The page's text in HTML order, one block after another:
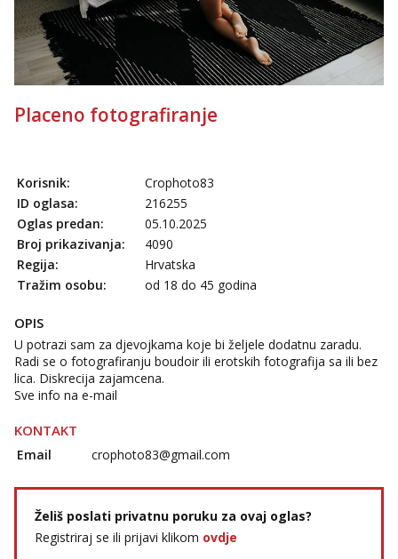
Tel:064/677-677- Kod: #142
tel:0,93€ - mob:1,12€ min
Liliana
Razgovaram :)
Tel:064/677-677- Kod: #69
tel:0,93€ - mob:1,12€ min
Razgovaram :)
064/677-677 - Kod: #04
Obavijesti me kada se oslobodi
Snježana
tel:0,93€ - mob:1,12€ min
Obavijesti me kada se oslobodi
Biljana
tel:0,93€ - mob:1,12€ min
Obavijesti me kada se oslobodi
Razgovaram :)
Tel: 064/677-677- Kod: #106
Placeno fotografiranje
Korisnik:
Crophoto83
ID oglasa:
216255
Oglas predan:
05.10.2025
Broj prikazivanja:
4090
Regija:
Hrvatska
Tražim osobu:
od 18 do 45 godina
OPIS
U potrazi sam za djevojkama koje bi željele dodatnu zaradu.
Radi se o fotografiranju boudoir ili erotskih fotografija sa ili bez
lica. Diskrecija zajamcena.
Sve info na e-mail
KONTAKT
Email crophoto83@gmail.com
Želiš poslati privatnu poruku za ovaj oglas?
Registriraj se ili prijavi klikom ovdje